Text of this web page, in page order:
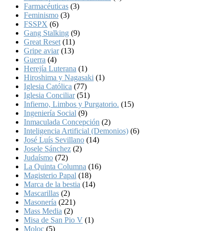
Farmacéuticas (3)
Feminismo (3)
FSSPX (6)
Gang Stalking (9)
Great Reset (11)
Gripe aviar(13)
Guerra (4)
Herejía Luterana (1)
Hiroshima y Nagasaki (1)
Iglesia Católica (77)
Iglesia Conciliar(51)
Infierno, Limbos y Purgatorio. (15)
Ingeniería Social (9)
Inmaculada Concepción (2)
Inteligencia Artificial (Demonios) (6)
José Luís Sevillano (14)
Josele Sánchez (2)
Judaísmo (72)
La Quinta Columna (16)
Magisterio Papal (18)
Marca de la bestia (14)
Mascarillas (2)
Masonería (221)
Mass Media (2)
Misa de San Pio V (1)
Moloc (5)